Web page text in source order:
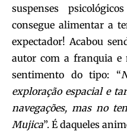
suspenses
consegue alimentar a
expectador! Acabou
autor com a franquia e
sentimento do tipo: “
exploração espacial e
navegações, mas no
Mujica”. É daqueles